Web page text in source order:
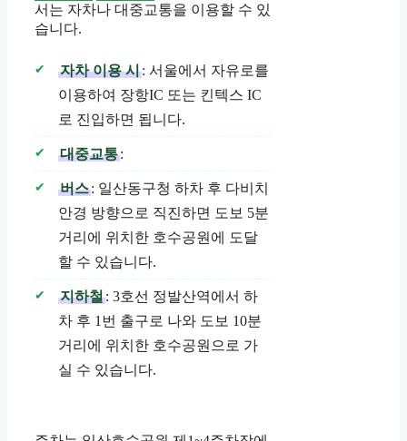
서는 자차나 대중교통을 이용할 수 있
습니다.
자차 이용 시: 서울에서 자유로를
이용하여 장항IC 또는 킨텍스 IC
로 진입하면 됩니다.
대중교통:
버스: 일산동구청 하차 후 다비치
안경 방향으로 직진하면 도보 5분
거리에 위치한 호수공원에 도달
할 수 있습니다.
지하철: 3호선 정발산역에서 하
차 후 1번 출구로 나와 도보 10분
거리에 위치한 호수공원으로 가
실 수 있습니다.